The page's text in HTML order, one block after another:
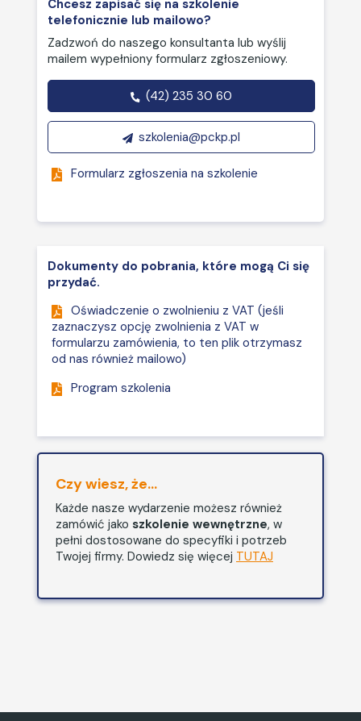
Wykorzystanie edytora
Power Query do
automatyzacji importu i
Integracja z innymi
narzędziami
Wykorzystanie dodatków AI,
takich jak ChatGPT for Excel,
do optymalizacji pracy.
Copilot Pro?
dodatek Copilot Pro?
Przykłady wykorzystania
dodatku Copilot Pro w
codziennej pracy.
danych przy pomocy AI.
Chcesz zapisać się na szkolenie
telefonicznie lub mailowo?
Zadzwoń do naszego konsultanta lub wyślij
mailem wypełniony formularz zgłoszeniowy.
(42) 235 30 60
szkolenia@pckp.pl
Formularz zgłoszenia na szkolenie
Dokumenty do pobrania, które mogą Ci się
przydać.
Oświadczenie o zwolnieniu z VAT (jeśli
zaznaczysz opcję zwolnienia z VAT w
formularzu zamówienia, to ten plik otrzymasz
od nas również mailowo)
Program szkolenia
Czy wiesz, że...
Każde nasze wydarzenie możesz również
zamówić jako szkolenie wewnętrzne, w
pełni dostosowane do specyfiki i potrzeb
Twojej firmy. Dowiedz się więcej TUTAJ